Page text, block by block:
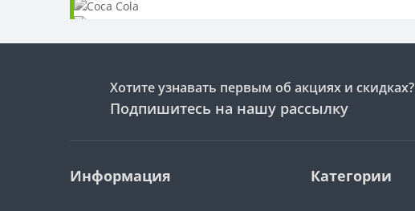
Хотите узнавать первым об акциях и скидках?
Подпишитесь на нашу рассылку
Информация Категории